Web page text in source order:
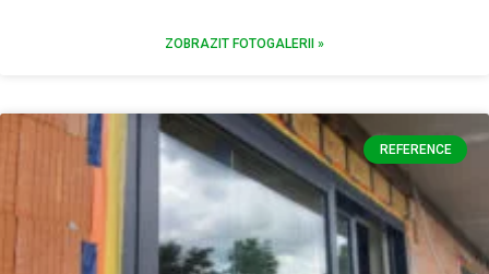
ZOBRAZIT FOTOGALERII »
REFERENCE